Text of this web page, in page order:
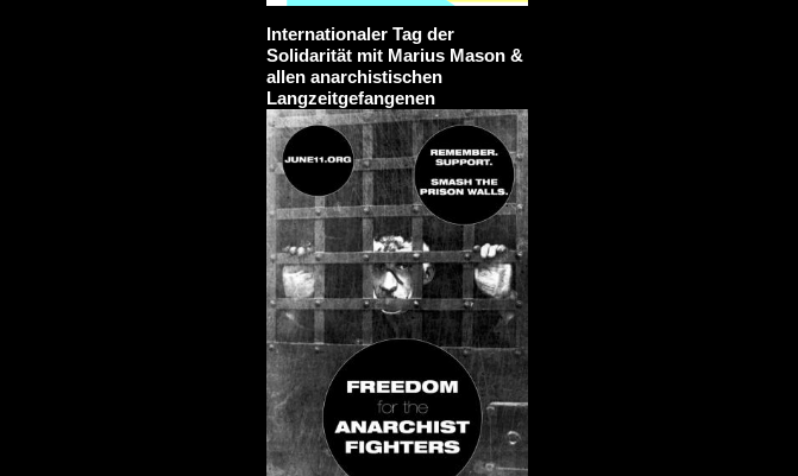
Internationaler Tag der
Solidarität mit Marius Mason &
allen anarchistischen
Langzeitgefangenen